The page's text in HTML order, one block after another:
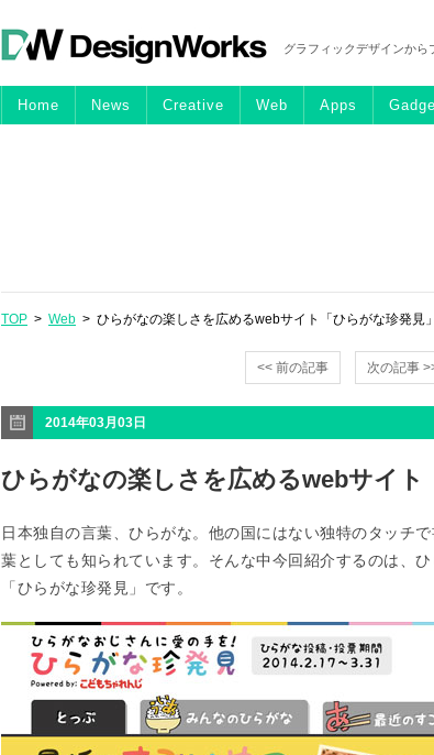
グラフィックデザインか
Home News Creative Web Apps
TOP > Web > ひらがなの楽しさを広めるwebサイト「ひらがな珍発見」
<< 前の記事 次の記事
2014年03月03日
ひらがなの楽しさを広めるwebサイト
日本独自の言葉、ひらがな。他の国にはない独特のタッチ
葉としても知られています。そんな中今回紹介するのは、
「ひらがな珍発見」です。